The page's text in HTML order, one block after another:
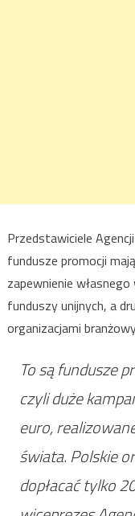
Przedstawiciele
fundusze promocji
zapewnienie
funduszy unijnych, a
organizacjami
To są fundusze
czyli duże
euro,
świata. Polskie
dopłacać tylko